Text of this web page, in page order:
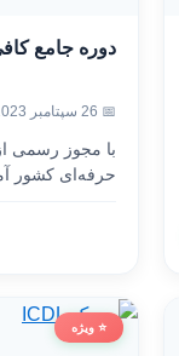
دوره جامع
📅 26 سپتامبر 2023
با مجوز رسمی
حرفه‌ای کشور
⭐ ویژه